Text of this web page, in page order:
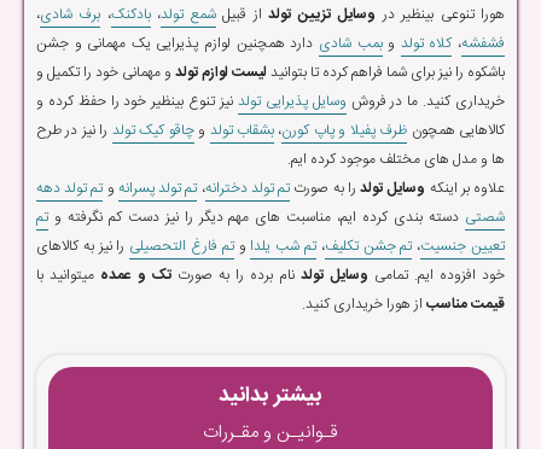
هورا تنوعی بینظیر در وسایل تزیین تولداز قبیلشمع تولد،بادکنک، برف شادی،
فشفشه،کلاه تولد وبمب شادی دارد همچنین لوازم پذیرایی یک مهمانی و جشن
باشکوه را نیز برای شما فراهم کرده تا بتوانیدلیست لوازم تولد و مهمانی خود را تکمیل و
خریداری کنید. ما در فروش وسایل پذیرایی تولد نیز تنوع بینظیر خود را حفظ کرده و
کالاهایی همچون ظرف پفیلا و پاپ کورن،بشقاب تولد وچاقو کیک تولد را نیز در طرح
ها و مدل های مختلف موجود کرده ایم.
علاوه بر اینکه وسایل تولدرا به صورتتم تولد دخترانه،تم تولد پسرانه وتم تولد دهه
شصتی دسته بندی کرده ایم، مناسبت های مهم دیگر را نیز دست کم نگرفته وتم
تعیین جنسیت،تم جشن تکلیف،تم شب یلدا وتم فارغ التحصیلی را نیز به کالاهای
خود افزوده ایم. تمامی وسایل تولد نام برده را به صورت تک و عمده میتوانید با
قیمت مناسب از هورا خریداری کنید.
بیشتر بدانید
قـوانیـن و مقـررات